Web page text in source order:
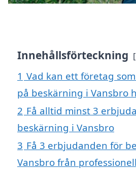
Innehållsförteckning
1 Vad kan ett företag
på beskärning i Vansbro
2 Få alltid minst 3
beskärning i Vansbro
3 Få 3 erbjudanden för
Vansbro från